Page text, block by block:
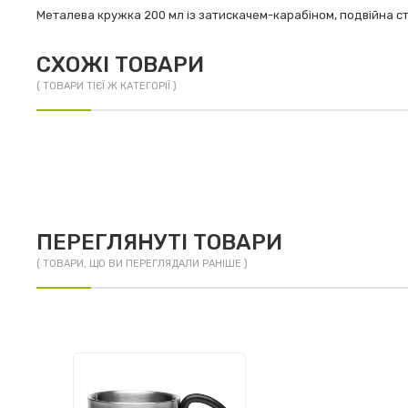
Металева кружка 200 мл із затискачем-карабіном, подвійна
СХОЖІ ТОВАРИ
( ТОВАРИ ТІЄЇ Ж КАТЕГОРІЇ )
ПЕРЕГЛЯНУТІ ТОВАРИ
( ТОВАРИ, ЩО ВИ ПЕРЕГЛЯДАЛИ РАНІШЕ )